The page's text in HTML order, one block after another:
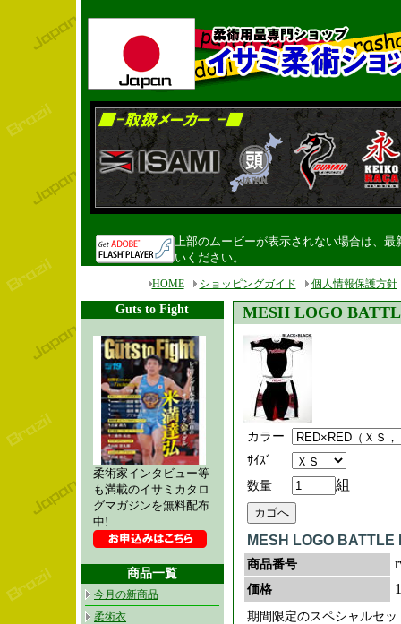
上部のムービーが表示されない場合は、最
いください。
HOME ショッピングガイド 個人情報保護方針
Guts to Fight
柔術家インタビュー等
も満載のイサミカタロ
グマガジンを無料配布
中!
商品一覧
今月の新商品
柔術衣
MESH LOGO
カラー
ｻｲｽﾞ
数量
組
MESH LOGO
商品番号
価格
期間限定のスペシャルセッ